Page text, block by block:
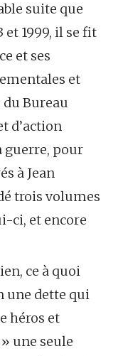
suite que
et 1999, il se fit
et ses
et
Bureau
d’action
guerre, pour
à Jean
trois volumes
ci, et encore
ce à quoi
une dette qui
héros et
une seule